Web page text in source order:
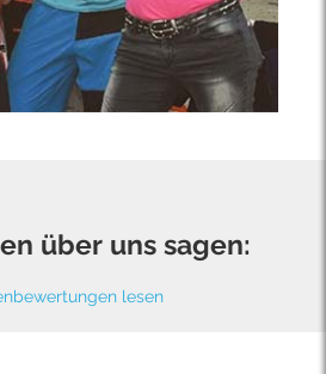
über uns sagen:
lesen